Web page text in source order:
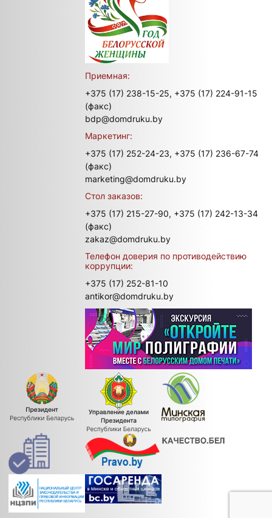
Приемная:
+375 (17) 238-15-25, +375 (17) 224-91-15
(факс)
bdp@domdruku.by
Маркетинг:
+375 (17) 252-24-23, +375 (17) 236-67-74
(факс)
marketing@domdruku.by
Стол заказов:
+375 (17) 215-27-90, +375 (17) 242-13-34
(факс)
zakaz@domdruku.by
Телефон доверия по противодействию
коррупции:
+375 (17) 252-81-10
antikor@domdruku.by